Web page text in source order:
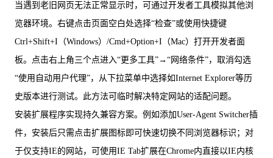
当遇到老旧网页无法正常显示时，可通过开发者工具模拟其他浏
览器环境。右键点击页面空白处选择“检查”或使用快捷键
Ctrl+Shift+I（Windows）/Cmd+Option+I（Mac）打开开发者面
板。点击右上角三个点进入“更多工具”→“网络条件”，取消勾选
“使用自动用户代理”，从下拉菜单中选择如Internet Explorer等历
史版本进行测试。此方法可临时解决特定网站的适配问题。
安装扩展程序实现持久兼容方案。例如添加User-Agent Switcher插
件，安装后只需点击扩展图标即可快速切换不同浏览器标识；对
于仅支持IE的网站，可使用IE Tab扩展在Chrome内直接以IE内核